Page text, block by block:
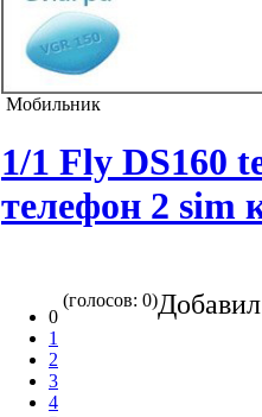
Мобильник
1/1 Fly DS160
телефон 2 sim
0
1
2
3
4
(голосов: 0)